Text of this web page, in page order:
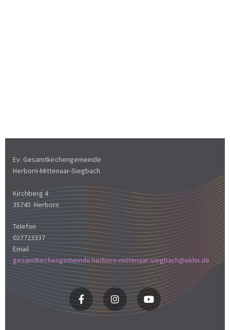
Ev. Gesamtkirchengemeinde
Herborn-Mittenaar-Siegbach
Kirchberg 4
35745 Herborn
Telefon
027723337
Email
gesamtkirchengemeinde.herborn-mittenaar-siegbach@ekhn.de